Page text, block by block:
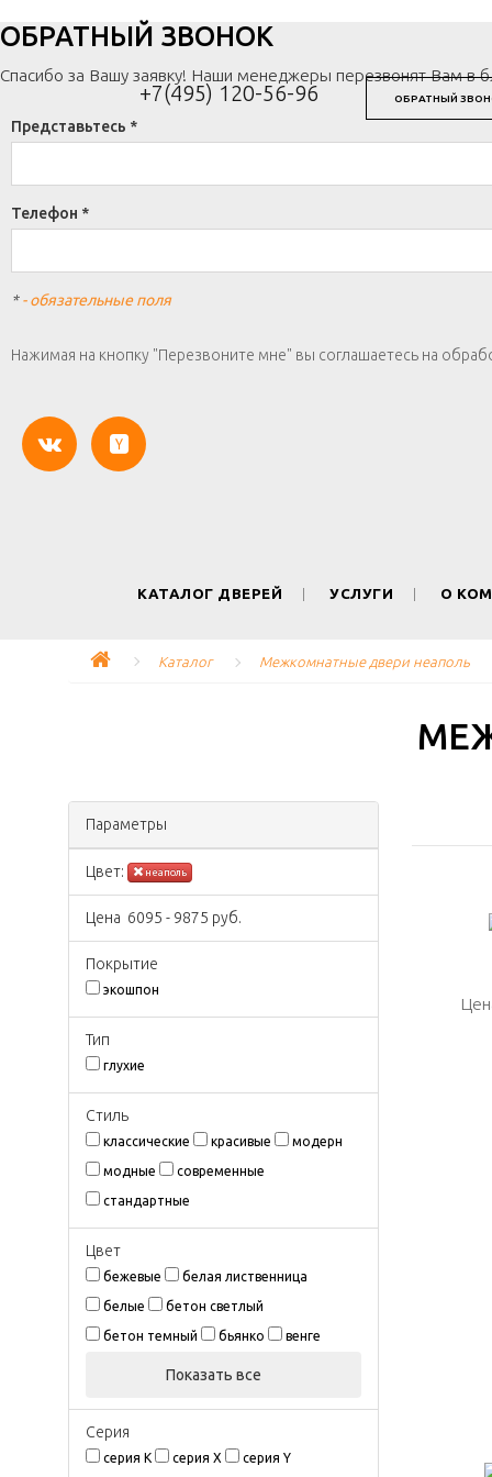
+7(495) 120-56-96 ОБРАТНЫЙ
ОБРАТНЫЙ ЗВОНОК
Спасибо за Вашу заявку! Наши менеджеры перезвонят Вам в
Представьтесь *
Телефон *
*- обязательные поля
Нажимая на кнопку "Перезвоните мне" вы соглашаетесь на
КАТАЛОГ ДВЕРЕЙ УСЛУГИ О
Каталог Межкомнатные двери неаполь
Параметры
Цвeт: неаполь
Цена 6095 - 9875 руб.
Покрытиe
экошпон
Тип
глухие
Стиль
классические красивые модерн
модные современные
стандартные
Цвeт
бежевые белая лиственница
белые бетон светлый
бетон темный бьянко венге
Показать все
Серия
серия K серия X серия Y